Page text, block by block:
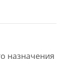
назначения